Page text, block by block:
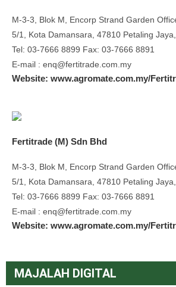
M-3-3, Blok M, Encorp Strand Garden
5/1, Kota Damansara, 47810 Petaling
Tel: 03-7666 8899 Fax: 03-7666 8891
E-mail : enq@fertitrade.com.my
Website: www.agromate.com.my/
Fertitrade (M) Sdn Bhd
M-3-3, Blok M, Encorp Strand Garden
5/1, Kota Damansara, 47810 Petaling
Tel: 03-7666 8899 Fax: 03-7666 8891
E-mail : enq@fertitrade.com.my
Website: www.agromate.com.my/
MAJALAH DIGITAL